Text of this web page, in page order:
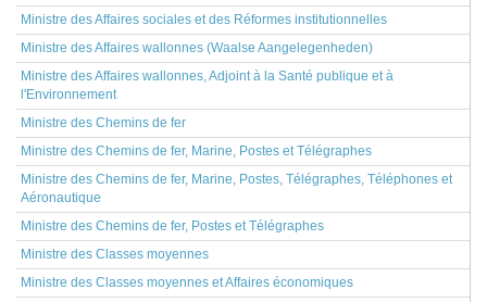
Ministre des Affaires sociales et des Réformes institutionnelles
Ministre des Affaires wallonnes (Waalse Aangelegenheden)
Ministre des Affaires wallonnes, Adjoint à la Santé publique et à
l'Environnement
Ministre des Chemins de fer
Ministre des Chemins de fer, Marine, Postes et Télégraphes
Ministre des Chemins de fer, Marine, Postes, Télégraphes, Téléphones et
Aéronautique
Ministre des Chemins de fer, Postes et Télégraphes
Ministre des Classes moyennes
Ministre des Classes moyennes et Affaires économiques